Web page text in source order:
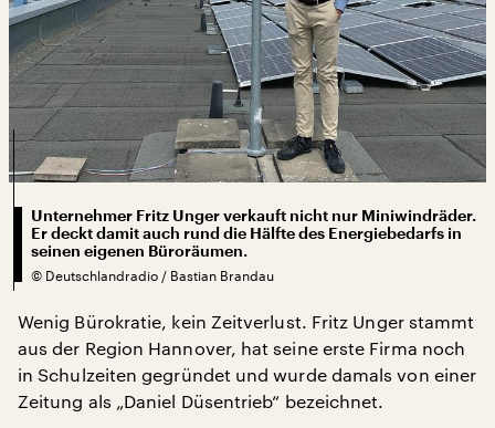
Unternehmer Fritz Unger verkauft nicht nur Miniwindräder.
Er deckt damit auch rund die Hälfte des Energiebedarfs in
seinen eigenen Büroräumen.
© Deutschlandradio / Bastian Brandau
Wenig Bürokratie, kein Zeitverlust. Fritz Unger stammt
aus der Region Hannover, hat seine erste Firma noch
in Schulzeiten gegründet und wurde damals von einer
Zeitung als „Daniel Düsentrieb“ bezeichnet.